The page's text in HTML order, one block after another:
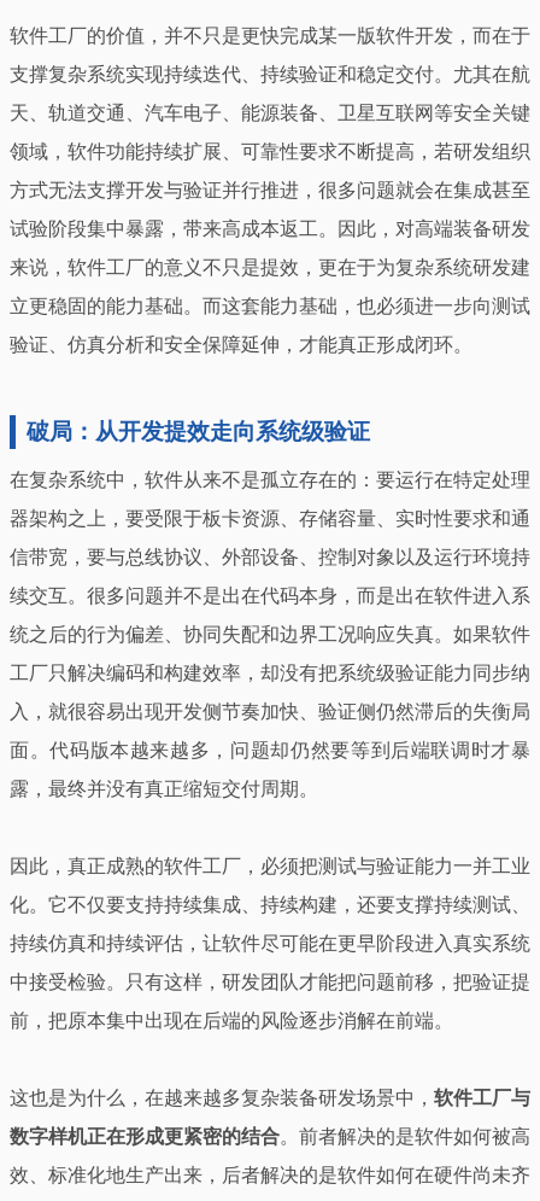
软件工厂的价值，并不只是更快完成某一版软件开发，而在于
支撑复杂系统实现持续迭代、持续验证和稳定交付。尤其在航
天、轨道交通、汽车电子、能源装备、卫星互联网等安全关键
领域，软件功能持续扩展、可靠性要求不断提高，若研发组织
方式无法支撑开发与验证并行推进，很多问题就会在集成甚至
试验阶段集中暴露，带来高成本返工。因此，对高端装备研发
来说，软件工厂的意义不只是提效，更在于为复杂系统研发建
立更稳固的能力基础。而这套能力基础，也必须进一步向测试
验证、仿真分析和安全保障延伸，才能真正形成闭环。
破局：从开发提效走向系统级验证
在复杂系统中，软件从来不是孤立存在的：要运行在特定处理
器架构之上，要受限于板卡资源、存储容量、实时性要求和通
信带宽，要与总线协议、外部设备、控制对象以及运行环境持
续交互。很多问题并不是出在代码本身，而是出在软件进入系
统之后的行为偏差、协同失配和边界工况响应失真。如果软件
工厂只解决编码和构建效率，却没有把系统级验证能力同步纳
入，就很容易出现开发侧节奏加快、验证侧仍然滞后的失衡局
面。代码版本越来越多，问题却仍然要等到后端联调时才暴
露，最终并没有真正缩短交付周期。
因此，真正成熟的软件工厂，必须把测试与验证能力一并工业
化。它不仅要支持持续集成、持续构建，还要支撑持续测试、
持续仿真和持续评估，让软件尽可能在更早阶段进入真实系统
中接受检验。只有这样，研发团队才能把问题前移，把验证提
前，把原本集中出现在后端的风险逐步消解在前端。
这也是为什么，在越来越多复杂装备研发场景中， 软件工厂与
数字样机正在形成更紧密的结合。前者解决的是软件如何被高
效、标准化地生产出来，后者解决的是软件如何在硬件尚未齐